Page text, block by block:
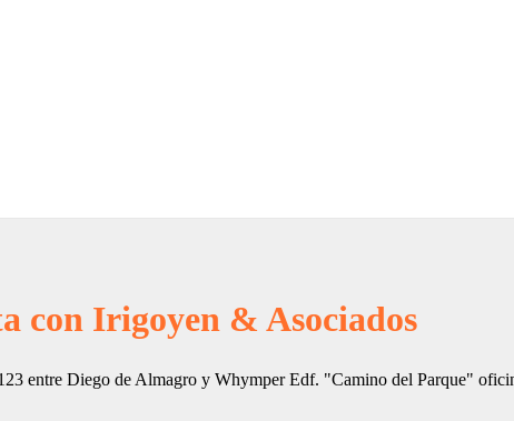
con Irigoyen & Asociados
entre Diego de Almagro y Whymper Edf. "Camino del Parque"